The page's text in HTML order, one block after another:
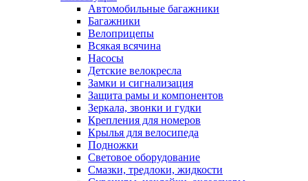
Автомобильные багажники
Багажники
Велоприцепы
Всякая всячина
Насосы
Детские велокресла
Замки и сигнализация
Защита рамы и компонентов
Зеркала, звонки и гудки
Крепления для номеров
Крылья для велосипеда
Подножки
Световое оборудование
Смазки, тредлоки, жидкости